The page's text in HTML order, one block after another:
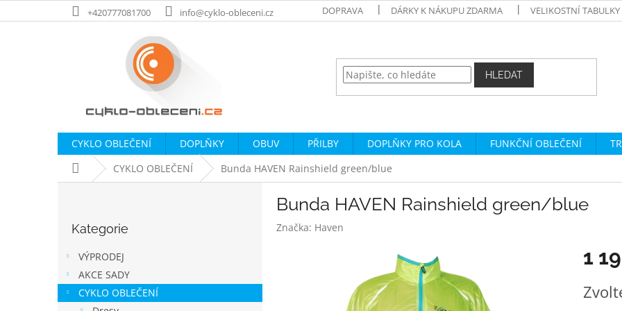
na
+420777081700 info@cyklo-obleceni.cz DOPRAVA DÁRKY K NÁKUPU ZDARMA VELIKOSTNÍ TABULKY
HLEDAT
CYKLO OBLEČENÍ DOPLŇKY OBUV PŘILBY DOPLŇKY PRO KOLA FUNKČNÍ OBLEČENÍ
Domů CYKLO OBLEČENÍ Bunda HAVEN Rainshield green/blue
n
kategorie
Kategorie
VÝPRODEJ
AKCE SADY
CYKLO OBLEČENÍ
Bunda HAVEN Rainshield green/blue
Značka: Haven
1
cena: